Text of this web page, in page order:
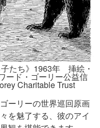
たち》1963年 挿絵・
ド・ゴーリー公益信
Charitable Trust
ーリーの世界巡回原画
を魅了する、彼のアイ